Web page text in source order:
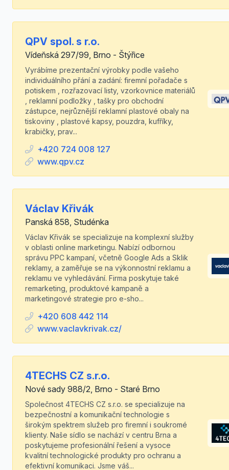
QPV spol. s r.o.
Vídeňská 297/99, Brno - Štýřice
Vyrábíme prezentační výrobky podle vašeho
individuálního přání a zadání: firemní pořadače s
potiskem , rozřazovací listy, vzorkovnice materiálů
, reklamní podložky , tašky pro obchodní
zástupce, nejrůznější reklamní plastové obaly na
tiskoviny , plastové kapsy, pouzdra, kufříky,
krabičky, prav...
+420 724 008 127
www.qpv.cz
Václav Křivák
Panská 858, Studénka
Václav Křivák se specializuje na komplexní služby
v oblasti online marketingu. Nabízí odbornou
správu PPC kampaní, včetně Google Ads a Sklik
reklamy, a zaměřuje se na výkonnostní reklamu a
reklamu ve vyhledávání. Firma poskytuje také
remarketing, produktové kampaně a
marketingové strategie pro e-sho...
+420 608 442 114
www.vaclavkrivak.cz/
4TECHS CZ s.r.o.
Nové sady 988/2, Brno - Staré Brno
Společnost 4TECHS CZ s.r.o. se specializuje na
bezpečnostní a komunikační technologie s
širokým spektrem služeb pro firemní i soukromé
klienty. Naše sídlo se nachází v centru Brna a
poskytujeme profesionální řešení a vysoce
kvalitní technologické produkty pro ochranu a
efektivní komunikaci. Jsme váš...